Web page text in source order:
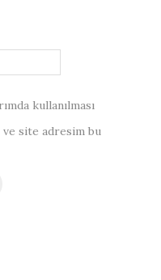
kullanılması
ve site adresim bu